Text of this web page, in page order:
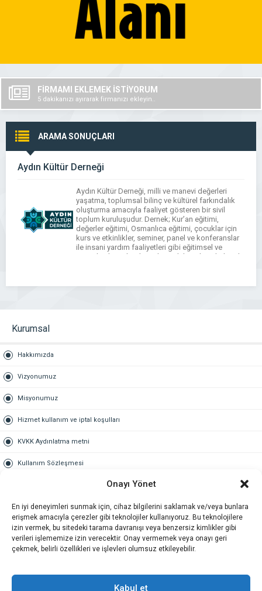
Onayı Yönet
En iyi deneyimleri sunmak için, cihaz bilgilerini saklamak ve/veya bunlara
erişmek amacıyla çerezler gibi teknolojiler kullanıyoruz. Bu teknolojilere
izin vermek, bu sitedeki tarama davranışı veya benzersiz kimlikler gibi
verileri işlememize izin verecektir. Onay vermemek veya onayı geri
çekmek, belirli özellikleri ve işlevleri olumsuz etkileyebilir.
Kabul et
FİRMAMI EKLEMEK İSTİYORUM
5 dakikanızı ayırarak firmanızı ekleyin..
ARAMA SONUÇLARI
Aydın Kültür Derneği
Aydın Kültür Derneği, milli ve manevi değerleri
yaşatma, toplumsal bilinç ve kültürel farkındalık
oluşturma amacıyla faaliyet gösteren bir sivil
toplum kuruluşudur. Dernek; Kur’an eğitimi,
değerler eğitimi, Osmanlıca eğitimi, çocuklar için
kurs ve etkinlikler, seminer, panel ve konferanslar
ile insani yardım faaliyetleri gibi eğitimsel ve
sosyal çalışmalar düzenleyerek bireylerin kültürel
Kurumsal
Hakkımızda
Vizyonumuz
Misyonumuz
Hizmet kullanım ve iptal koşulları
KVKK Aydınlatma metni
Kullanım Sözleşmesi
Gold üyelik nedir
Kariyer